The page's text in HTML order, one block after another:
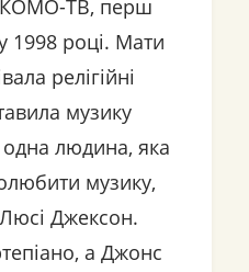
КОМО-ТВ, перш
1998 році. Мати
релігійні
музику
людина, яка
музику,
Джексон.
а Джонс